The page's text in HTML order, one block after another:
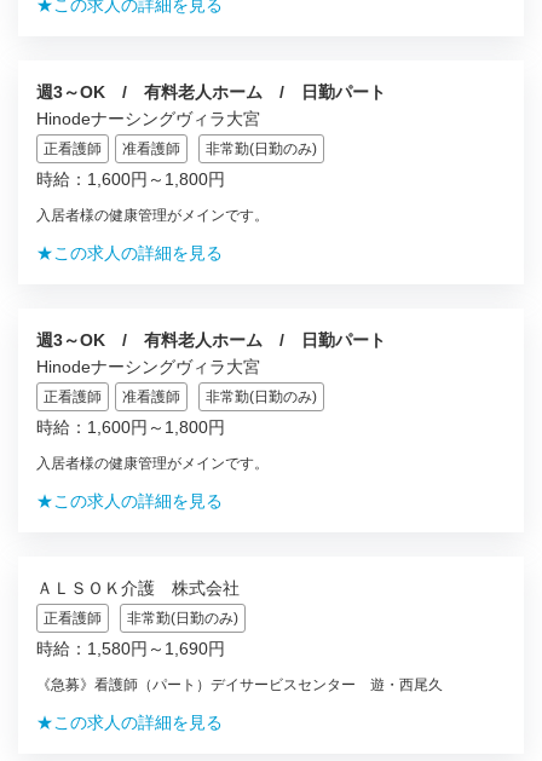
★この求人の詳細を見る
週3～OK / 有料老人ホーム / 日勤パート
Hinodeナーシングヴィラ大宮
正看護師 准看護師 非常勤(日勤のみ)
時給：1,600円～1,800円
入居者様の健康管理がメインです。
★この求人の詳細を見る
週3～OK / 有料老人ホーム / 日勤パート
Hinodeナーシングヴィラ大宮
正看護師 准看護師 非常勤(日勤のみ)
時給：1,600円～1,800円
入居者様の健康管理がメインです。
★この求人の詳細を見る
ＡＬＳＯＫ介護 株式会社
正看護師 非常勤(日勤のみ)
時給：1,580円～1,690円
《急募》看護師（パート）デイサービスセンター 遊・西尾久
★この求人の詳細を見る